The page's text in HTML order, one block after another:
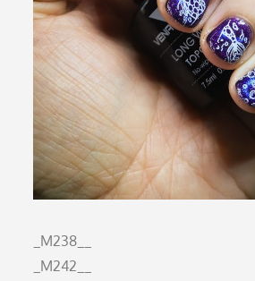
_M238__
_M242__